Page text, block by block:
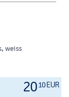
weiss
2010 EUR